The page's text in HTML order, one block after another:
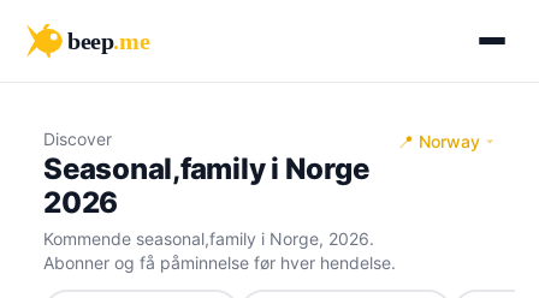
beep.me
Discover
Seasonal,family i Norge
2026
Kommende seasonal,family i Norge, 2026.
Abonner og få påminnelse før hver hendelse.
📍 Norway